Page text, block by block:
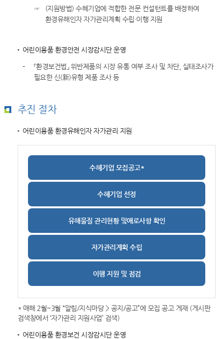
☞
(지원방법) 수혜기업에 적합한 전문 컨설턴트를 배정하여
환경유해인자 자가관리계획 수립·이행 지원
어린이용품 환경안전 시장감시단 운영
-
「환경보건법」 위반제품의 시장 유통 여부 조사 및 차단, 실태조사가
필요한 신(新)유형 제품 조사 등
추진 절차
어린이용품 환경유해인자 자가관리 지원
수혜기업 모집공고*
수혜기업 선정
유해물질 관리현황 및애로사항 확인
자가관리계획 수립
이행 지원 및 점검
* 매해 2월~3월 “알림/지식마당 > 공지/공고”에 모집 공고 게재 (게시판
검색창에서 ‘자가관리 지원사업’ 검색)
어린이용품 환경보건 시장감시단 운영